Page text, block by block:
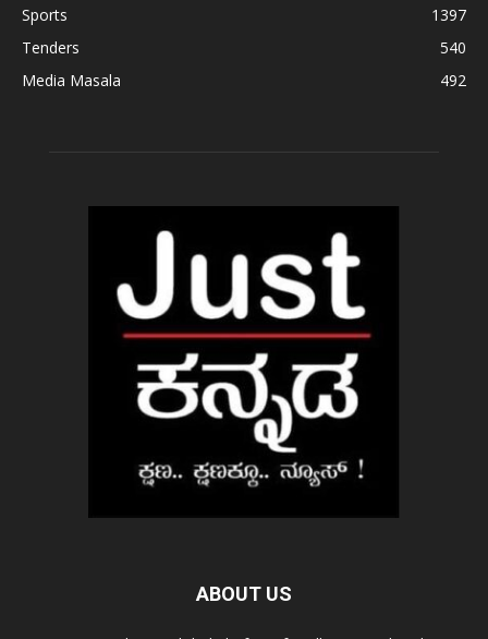
Sports
1397
Tenders
540
Media Masala
492
ABOUT US